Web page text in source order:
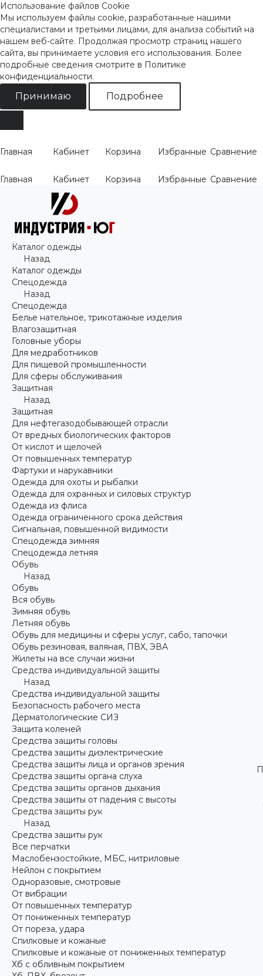
Использование файлов Cookie
Мы используем файлы cookie, разработанные нашими
специалистами и третьими лицами, для анализа событий на
нашем веб-сайте. Продолжая просмотр страниц нашего
сайта, вы принимаете условия его использования. Более
подробные сведения смотрите в Политике
конфиденциальности.
Принимаю Подробнее
Главная Кабинет Корзина Избранные Сравнение
Главная Кабинет Корзина Избранные Сравнение
Каталог одежды
Назад
Каталог одежды
Спецодежда
Назад
Спецодежда
Белье нательное, трикотажные изделия
Влагозащитная
Головные уборы
Для медработников
Для пищевой промышленности
Для сферы обслуживания
Защитная
Назад
Защитная
Для нефтегазодобывающей отрасли
От вредных биологических факторов
От кислот и щелочей
От повышенных температур
Фартуки и нарукавники
Одежда для охоты и рыбалки
Одежда для охранных и силовых структур
Одежда из флиса
Одежда ограниченного срока действия
Сигнальная, повышенной видимости
Спецодежда зимняя
Спецодежда летняя
Обувь
Назад
Обувь
Вся обувь
Зимняя обувь
Летняя обувь
Обувь для медицины и сферы услуг, сабо, тапочки
Обувь резиновая, валяная, ПВХ, ЭВА
Жилеты на все случаи жизни
Средства индивидуальной защиты
Назад
Средства индивидуальной защиты
Безопасность рабочего места
Дерматологические СИЗ
Защита коленей
Средства защиты головы
Средства защиты диэлектрические
Средства защиты лица и органов зрения
Средства защиты органа слуха
Средства защиты органов дыхания
Средства защиты от падения с высоты
Средства защиты рук
Назад
Средства защиты рук
Все перчатки
Маслобензостойкие, МБС, нитриловые
Нейлон с покрытием
Одноразовые, смотровые
От вибрации
От повышенных температур
От пониженных температур
От пореза, удара
Спилковые и кожаные
Спилковые и кожаные от пониженных температур
Хб с обливным покрытием